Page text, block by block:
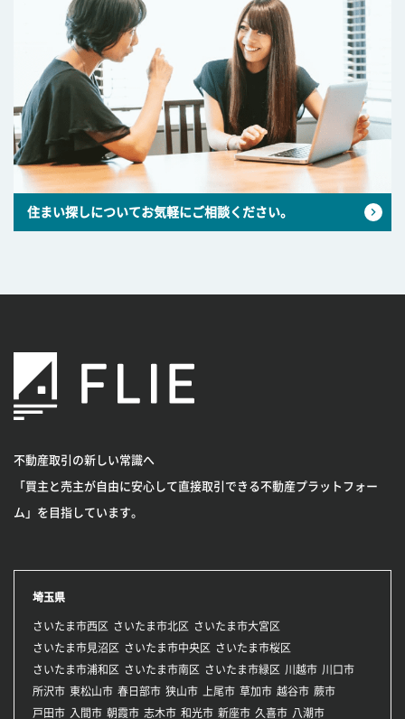
住まい探しについてお気軽にご相談ください。
不動産取引の新しい常識へ
「買主と売主が自由に安心して直接取引できる不動産プラットフォー
ム」を目指しています。
埼玉県
さいたま市西区 さいたま市北区
さいたま市大宮区
さいたま市見沼区
さいたま市中央区
さいたま市桜区
さいたま市浦和区
さいたま市南区 さいたま市緑区 川越市 川口市
所沢市 東松山市 春日部市 狭山市 上尾市 草加市 越谷市 蕨市
戸田市 入間市 朝霞市 志木市 和光市 新座市 久喜市 八潮市